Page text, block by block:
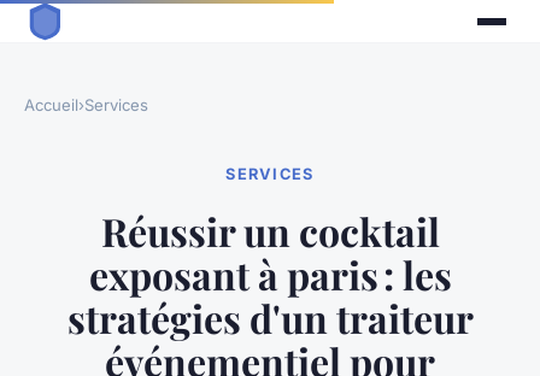
Accueil›Services
SERVICES
Réussir un cocktail
exposant à paris : les
stratégies d'un traiteur
événementiel pour